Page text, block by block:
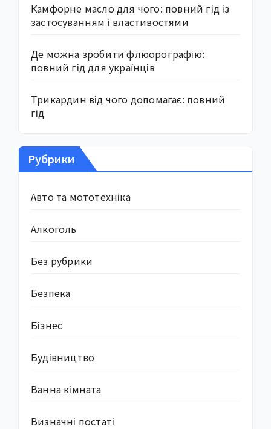
Камфорне масло для чого: повний гід із
застосуванням і властивостями
Де можна зробити флюорографію:
повний гід для українців
Трикардин від чого допомагає: повний
гід
Рубрики
Авто та мототехніка
Алкоголь
Без рубрики
Безпека
Бізнес
Будівництво
Ванна кімната
Визначні постаті